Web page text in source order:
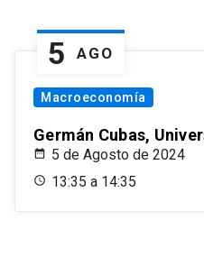
5 AGO
Macroeconomía
Germán Cubas,
5 de Agosto de 2024
13:35 a 14:35